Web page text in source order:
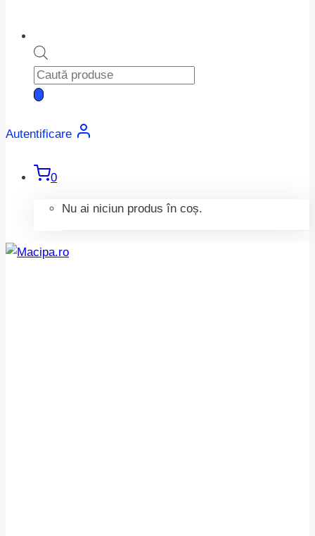
Products
search
Autentificare
0
Nu ai niciun produs în coș.